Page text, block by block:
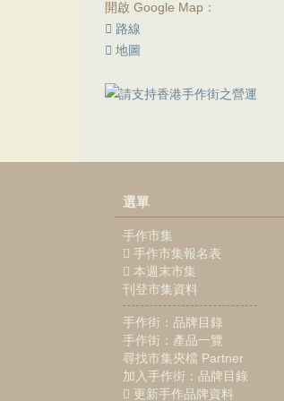
開啟 Google Map：
路線
地圖
選單
手作市集
手作市集報名表
本週末市集
刊登市集資料
手作街：品牌目錄
手作街：產品一覽
尋找市集夾檔 Partner
加入手作街：品牌目錄
更新手作品牌資料